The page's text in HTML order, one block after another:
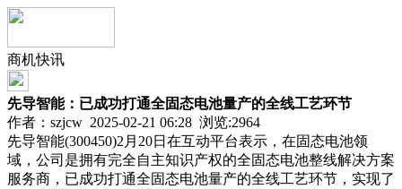
商机快讯
先导智能：已成功打通全固态电池量产的全线工艺环节
作者：szjcw 2025-02-21 06:28 浏览:2964
先导智能(300450)2月20日在互动平台表示，在固态电池领
域，公司是拥有完全自主知识产权的全固态电池整线解决方案
服务商，已成功打通全固态电池量产的全线工艺环节，实现了